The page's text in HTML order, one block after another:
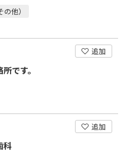
他）
追加
です。
追加
科